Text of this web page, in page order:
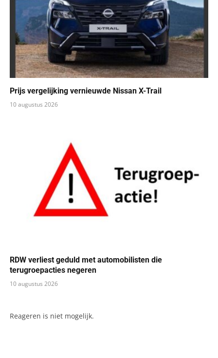
Prijs vergelijking vernieuwde Nissan X-Trail
10 augustus 2026
RDW verliest geduld met automobilisten die
terugroepacties negeren
10 augustus 2026
Reageren is niet mogelijk.